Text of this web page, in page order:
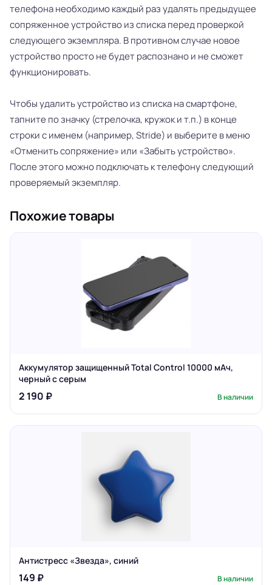
телефона необходимо каждый раз удалять предыдущее
сопряженное устройство из списка перед проверкой
следующего экземпляра. В противном случае новое
устройство просто не будет распознано и не сможет
функционировать.
Чтобы удалить устройство из списка на смартфоне,
тапните по значку (стрелочка, кружок и т.п.) в конце
строки с именем (например, Stride) и выберите в меню
«Отменить сопряжение» или «Забыть устройство».
После этого можно подключать к телефону следующий
проверяемый экземпляр.
Похожие товары
Аккумулятор защищенный Total Control 10000 мАч,
черный с серым
2 190 ₽ В наличии
Антистресс «Звезда», синий
149 ₽ В наличии